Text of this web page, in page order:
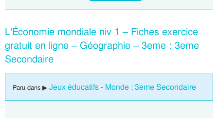
L’Économie mondiale niv 1 – Fiches exercice
gratuit en ligne – Géographie – 3eme : 3eme
Secondaire
Paru dans ▶ Jeux éducatifs - Monde : 3eme Secondaire